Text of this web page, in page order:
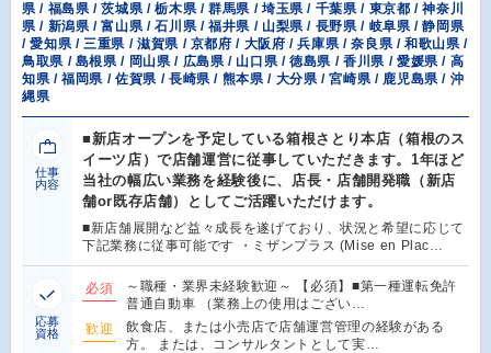
県 / 福島県 / 茨城県 / 栃木県 / 群馬県 / 埼玉県 / 千葉県 / 東京都 / 神奈川
県 / 新潟県 / 富山県 / 石川県 / 福井県 / 山梨県 / 長野県 / 岐阜県 / 静岡県
/ 愛知県 / 三重県 / 滋賀県 / 京都府 / 大阪府 / 兵庫県 / 奈良県 / 和歌山県 /
鳥取県 / 島根県 / 岡山県 / 広島県 / 山口県 / 徳島県 / 香川県 / 愛媛県 / 高
知県 / 福岡県 / 佐賀県 / 長崎県 / 熊本県 / 大分県 / 宮崎県 / 鹿児島県 / 沖
縄県
仕事
内容
■新店オープンを予定している箱根さとり本店（箱根のス
イーツ店）で店舗運営に従事していただきます。1年ほど
当社の幅広い業務を経験後に、店長・店舗開発職（新店
舗or既存店舗）としてご活躍いただけます。
■新店舗展開など益々成長を遂げており、状況と希望に応じて
下記業務に従事可能です ・ミザンプラス (Mise en Plac…
応募
資格
必須
～職種・業界未経験歓迎～ 【必須】■第一種運転免許
普通自動車 （業務上の使用はござい…
歓迎
飲食店、または小売店で店舗運営管理の経験がある
方。 または、コンサルタントとして実…